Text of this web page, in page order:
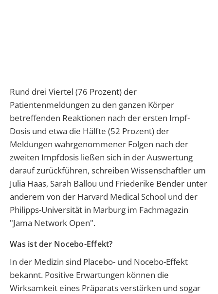
Rund drei Viertel (76 Prozent) der
Patientenmeldungen zu den ganzen Körper
betreffenden Reaktionen nach der ersten Impf-
Dosis und etwa die Hälfte (52 Prozent) der
Meldungen wahrgenommener Folgen nach der
zweiten Impfdosis ließen sich in der Auswertung
darauf zurückführen, schreiben Wissenschaftler um
Julia Haas, Sarah Ballou und Friederike Bender unter
anderem von der Harvard Medical School und der
Philipps-Universität in Marburg im Fachmagazin
"Jama Network Open".
Was ist der Nocebo-Effekt?
In der Medizin sind Placebo- und Nocebo-Effekt
bekannt. Positive Erwartungen können die
Wirksamkeit eines Präparats verstärken und sogar